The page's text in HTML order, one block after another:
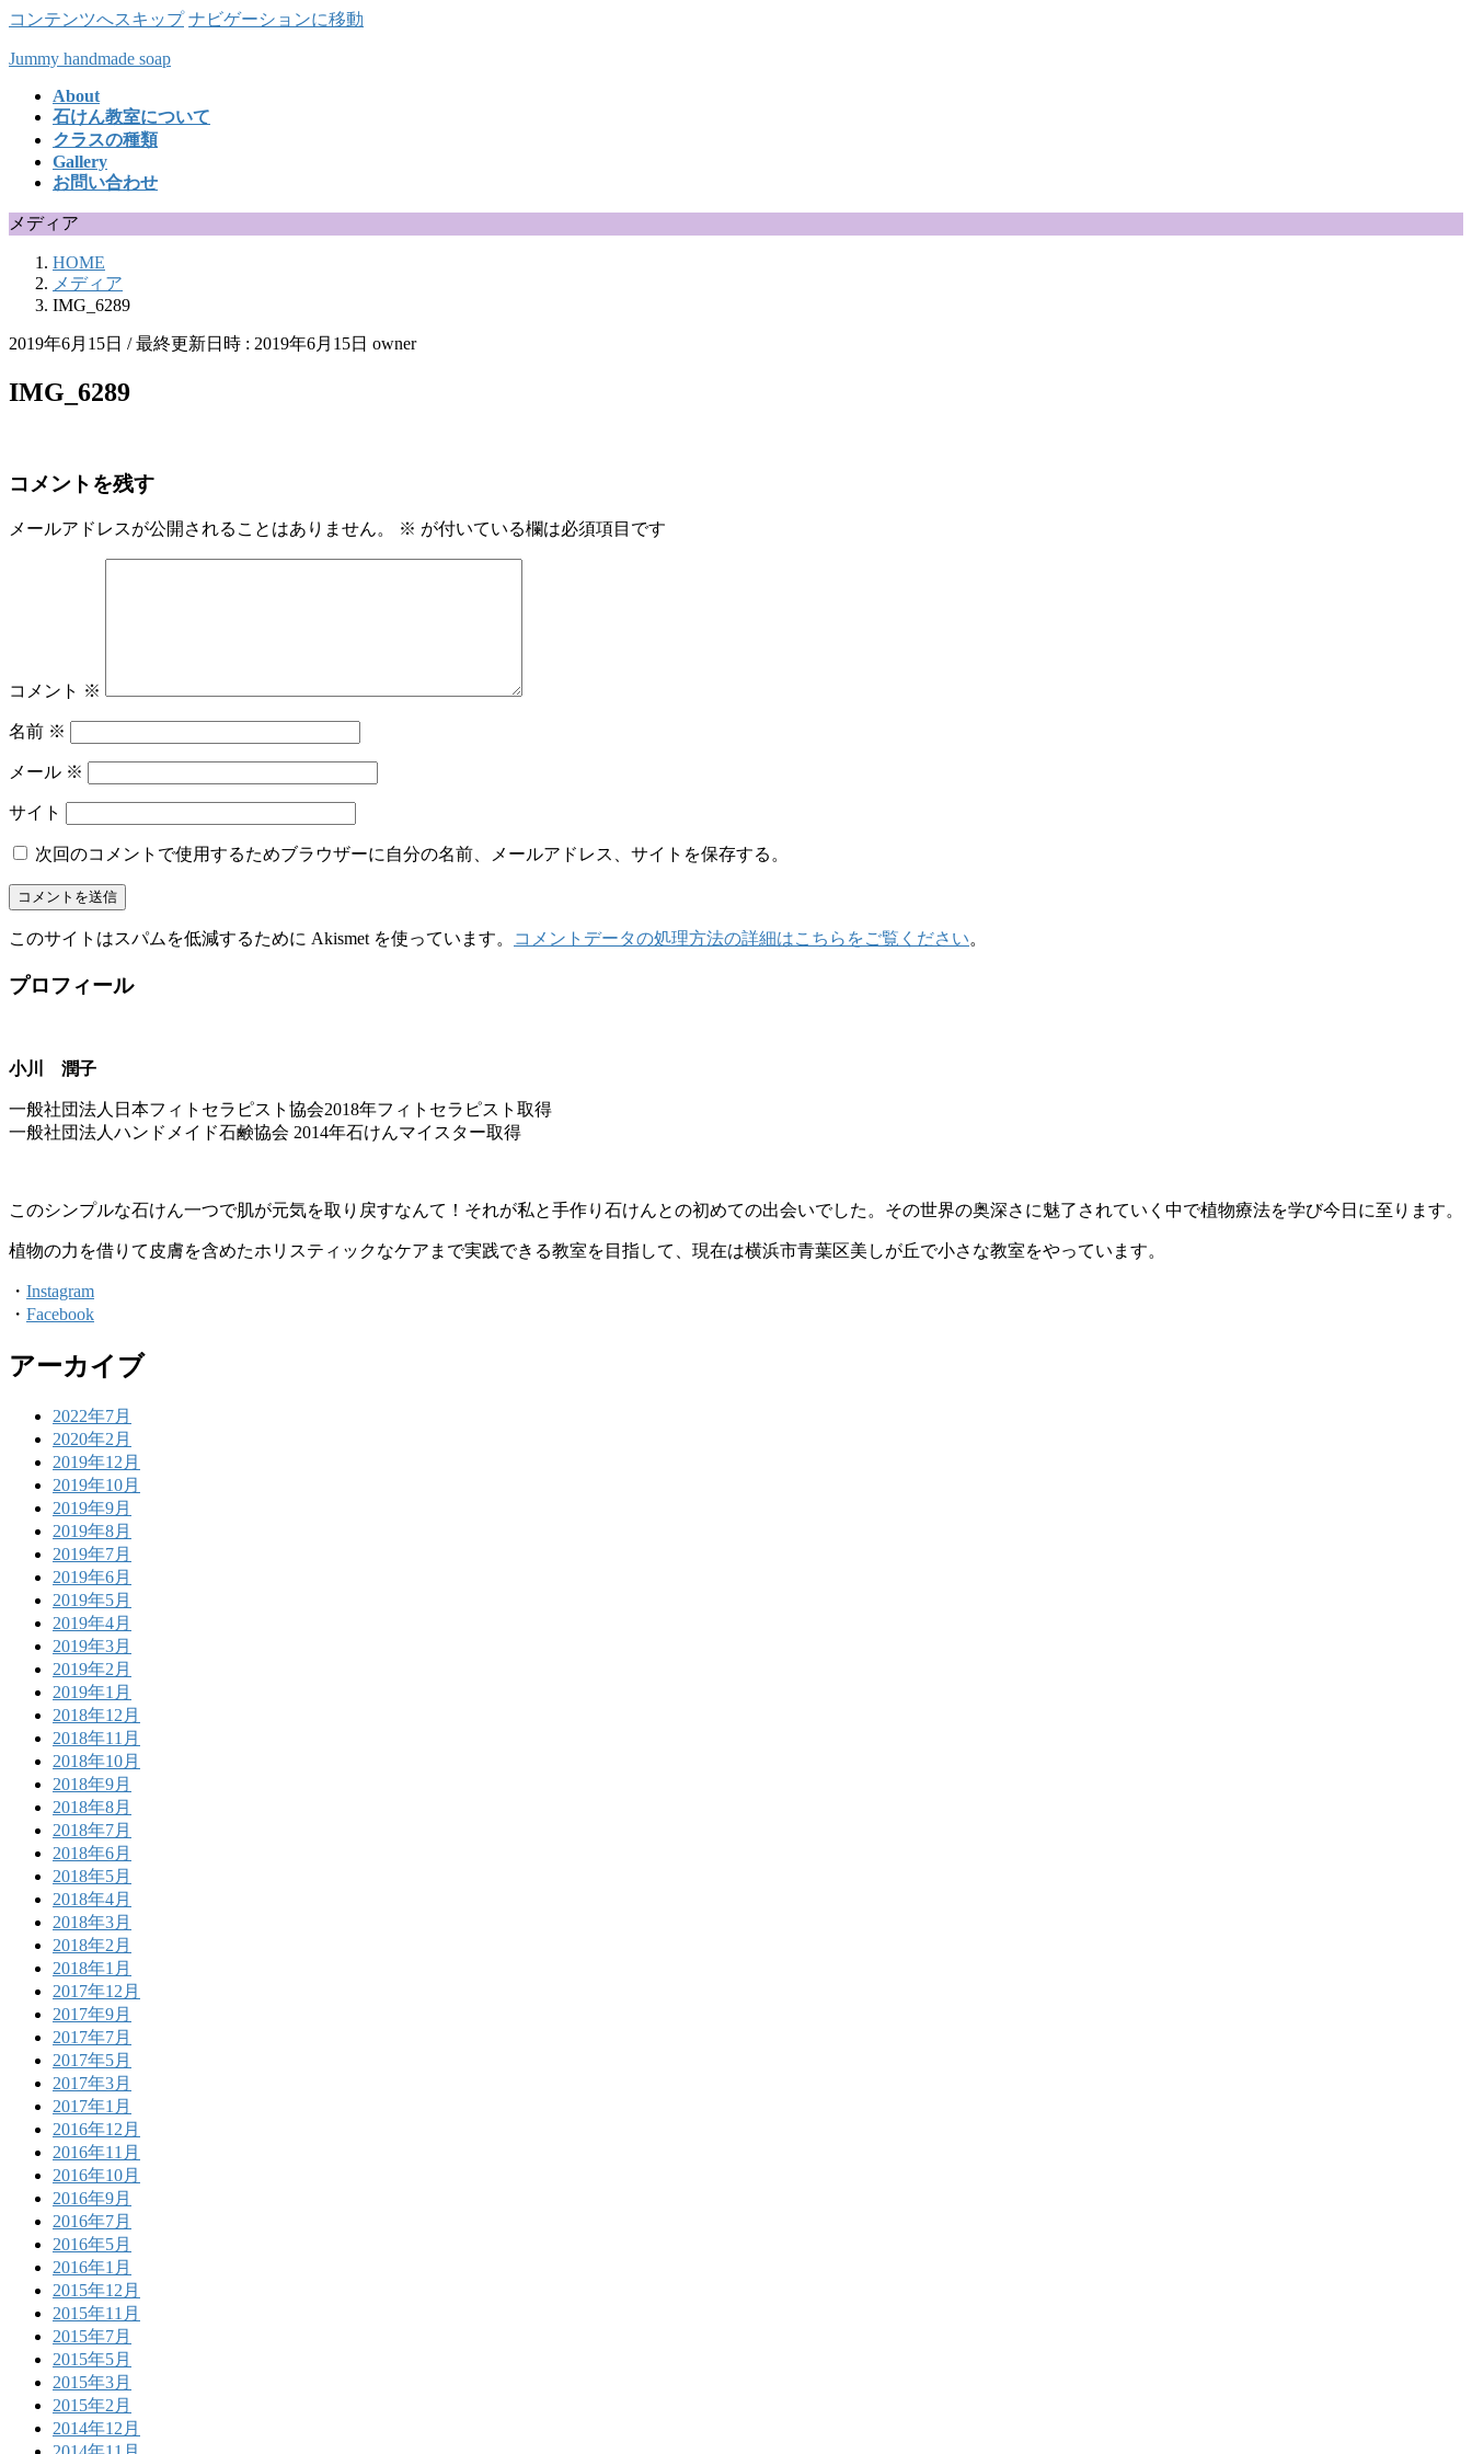
コンテンツへスキップ ナビゲーションに移動
Jummy handmade soap
About
石けん教室について
クラスの種類
Gallery
お問い合わせ
メディア
HOME
メディア
IMG_6289
2019年6月15日 / 最終更新日時 : 2019年6月15日 owner
IMG_6289
コメントを残す
メールアドレスが公開されることはありません。 ※ が付いている欄は必須項目です
コメント ※
名前 ※
メール ※
サイト
次回のコメントで使用するためブラウザーに自分の名前、メールアドレス、サイトを保存する。
このサイトはスパムを低減するために Akismet を使っています。 コメントデータの処理方法の詳細はこちらをご覧ください。
プロフィール
小川 潤子
一般社団法人日本フィトセラピスト協会2018年フィトセラピスト取得
一般社団法人ハンドメイド石鹸協会 2014年石けんマイスター取得
このシンプルな石けん一つで肌が元気を取り戻すなんて！それが私と手作り石けんとの初めての出会いでした。その世界の奥深さに魅了されていく中で植物療法を学び今日に至ります。
植物の力を借りて皮膚を含めたホリスティックなケアまで実践できる教室を目指して、現在は横浜市青葉区美しが丘で小さな教室をやっています。
・ Instagram
・ Facebook
アーカイブ
2022年7月
2020年2月
2019年12月
2019年10月
2019年9月
2019年8月
2019年7月
2019年6月
2019年5月
2019年4月
2019年3月
2019年2月
2019年1月
2018年12月
2018年11月
2018年10月
2018年9月
2018年8月
2018年7月
2018年6月
2018年5月
2018年4月
2018年3月
2018年2月
2018年1月
2017年12月
2017年9月
2017年7月
2017年5月
2017年3月
2017年1月
2016年12月
2016年11月
2016年10月
2016年9月
2016年7月
2016年5月
2016年1月
2015年12月
2015年11月
2015年7月
2015年5月
2015年3月
2015年2月
2014年12月